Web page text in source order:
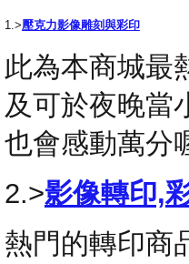
1.>壓克力影像雕刻與彩印
此為本商城最
及可於夜晚當
也會感動萬分
2.>影像轉印,
熱門的轉印商